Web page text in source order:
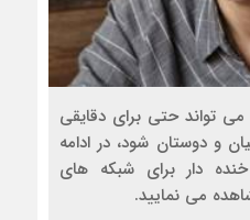
تواند حتی برای دقایقی
و دوستان شود، در ادامه
دار برای شبکه های
می نمایید.